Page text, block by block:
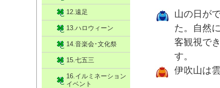
山の日が
た。自然
客観視で
す。
伊吹山は
12.遠足
13.ハロウィーン
14.音楽会･文化祭
15.七五三
16.イルミネーション
イベント